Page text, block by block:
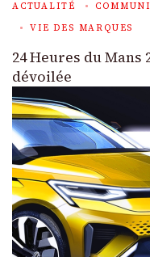
ACTUALITÉ
VIE DES MARQUES
24 Heures du Mans
dévoilée